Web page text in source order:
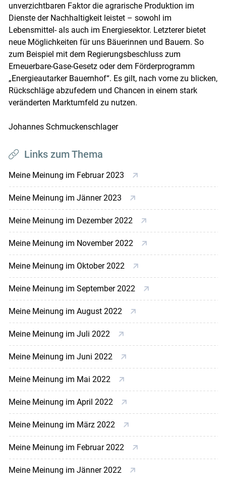
unverzichtbaren Faktor die agrarische Produktion im
Dienste der Nachhaltigkeit leistet – sowohl im
Lebensmittel- als auch im Energiesektor. Letzterer bietet
neue Möglichkeiten für uns Bäuerinnen und Bauern. So
zum Beispiel mit dem Regierungsbeschluss zum
Erneuerbare-Gase-Gesetz oder dem Förderprogramm
„Energieautarker Bauernhof“. Es gilt, nach vorne zu blicken,
Rückschläge abzufedern und Chancen in einem stark
veränderten Marktumfeld zu nutzen.
Johannes Schmuckenschlager
Links zum Thema
Meine Meinung im Februar 2023
Meine Meinung im Jänner 2023
Meine Meinung im Dezember 2022
Meine Meinung im November 2022
Meine Meinung im Oktober 2022
Meine Meinung im September 2022
Meine Meinung im August 2022
Meine Meinung im Juli 2022
Meine Meinung im Juni 2022
Meine Meinung im Mai 2022
Meine Meinung im April 2022
Meine Meinung im März 2022
Meine Meinung im Februar 2022
Meine Meinung im Jänner 2022